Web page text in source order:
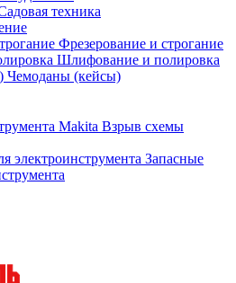
техника
Фрезерование и строгание
Шлифование и полировка
Чемоданы (кейсы)
Взрыв схемы
Запасные